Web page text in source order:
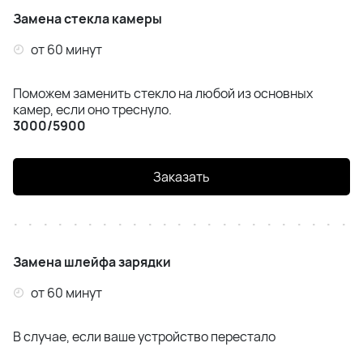
Замена стекла камеры
от 60 минут
Поможем заменить стекло на любой из основных
камер, если оно треснуло.
3000/5900
Заказать
Замена шлейфа зарядки
от 60 минут
В случае, если ваше устройство перестало